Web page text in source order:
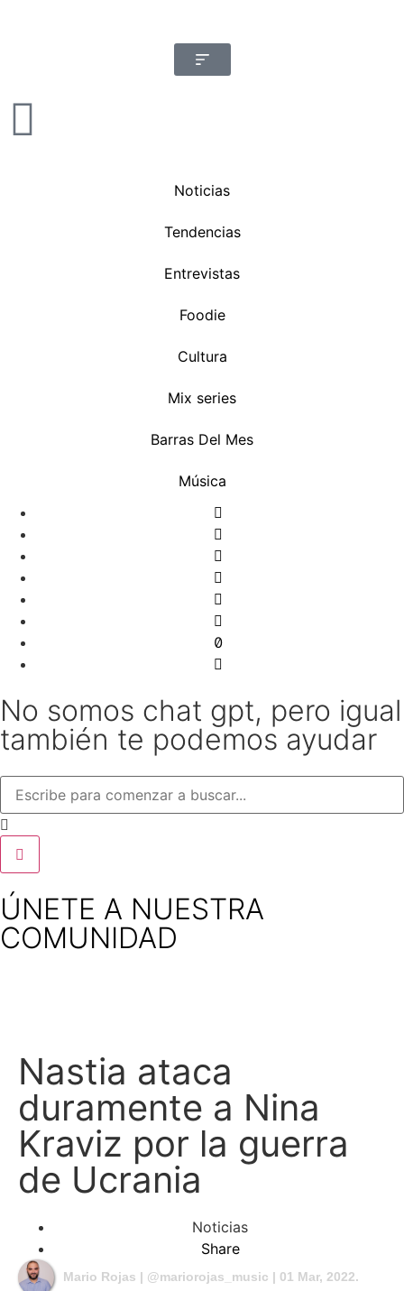
Noticias
Tendencias
Entrevistas
Foodie
Cultura
Mix series
Barras Del Mes
Música
No somos chat gpt, pero igual
también te podemos ayudar
ÚNETE A NUESTRA
COMUNIDAD
Nastia ataca
duramente a Nina
Kraviz por la guerra
de Ucrania
Noticias
Share
Mario Rojas | @mariorojas_music | 01 Mar, 2022.